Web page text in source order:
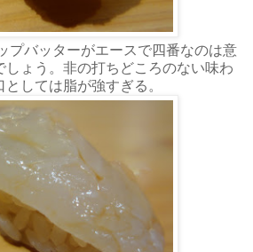
プバッターがエースで四番なのは意
しょう。非の打ちどころのない味わ
しては脂が強すぎる。